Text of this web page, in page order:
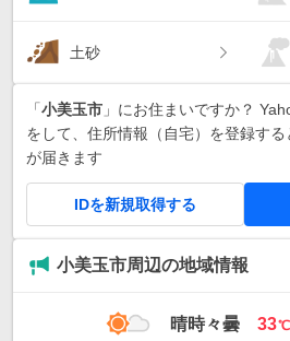
土砂
「小美玉市 」にお住まいですか？
をして、住所情報（自宅）を登録す
が届きます
IDを新規取得する
小美玉市周辺の地域情報
晴時々曇
最
33℃